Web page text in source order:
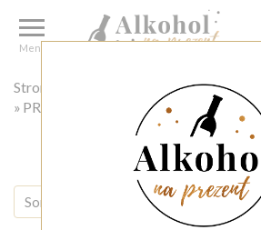
Menu
Strona główna
PREZENTY NA BOŻE NARODZENIE